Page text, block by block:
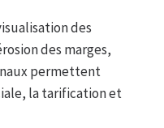
des
des marges,
permettent
la tarification et